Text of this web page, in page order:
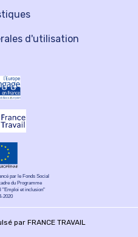
d'utilisation
par le Fonds Social
du Programme
"Emploi et inclusion"
2020
par FRANCE TRAVAIL